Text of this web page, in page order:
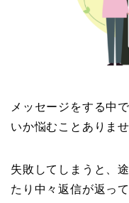
メッセージをする中
いか悩むことありま
失敗してしまうと、
たり中々返信が返っ